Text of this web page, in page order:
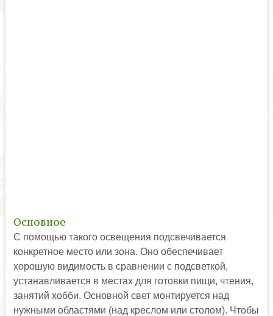
Основное
С помощью такого освещения подсвечивается
конкретное место или зона. Оно обеспечивает
хорошую видимость в сравнении с подсветкой,
устанавливается в местах для готовки пищи, чтения,
занятий хобби. Основной свет монтируется над
нужными областями (над креслом или столом). Чтобы